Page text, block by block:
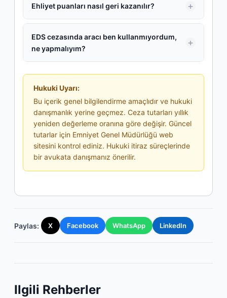
Ehliyet puanları nasıl geri kazanılır?
EDS cezasında aracı ben kullanmıyordum,
ne yapmalıyım?
Hukuki Uyarı:
Bu içerik genel bilgilendirme amaçlıdır ve hukuki
danışmanlık yerine geçmez. Ceza tutarları yıllık
yeniden değerleme oranına göre değişir. Güncel
tutarlar için Emniyet Genel Müdürlüğü web
sitesini kontrol ediniz. Hukuki itiraz süreçlerinde
bir avukata danışmanız önerilir.
Paylas: X Facebook WhatsApp LinkedIn
Ilgili Rehberler